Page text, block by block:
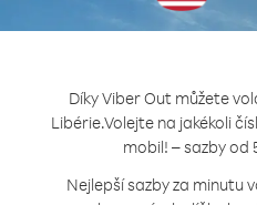
Díky Viber Out můžete
Libérie.Volejte na jakékoli
mobil! – sazby od
Nejlepší sazby za minutu